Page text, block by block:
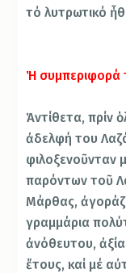
τό λυτρωτικό
Ἡ συμπεριφορά
Ἀντίθετα, πρίν
ἀδελφή του
φιλοξενοῦνταν
παρόντων τοῦ
Μάρθας,
γραμμάρια
ἀνόθευτου,
ἔτους, καί μέ